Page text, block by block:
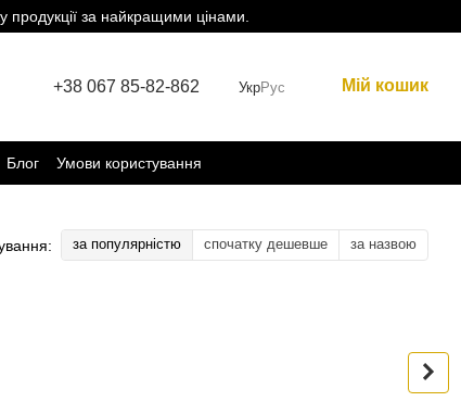
продукції за найкращими цінами.
+38 067 85-82-862 УкрРус Мій кошик
Блог Умови користування
за популярністю спочатку дешевше за назвою